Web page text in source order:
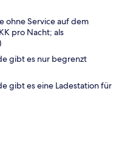
ohne Service auf dem
pro Nacht; als
gibt es nur begrenzt
gibt es eine Ladestation für